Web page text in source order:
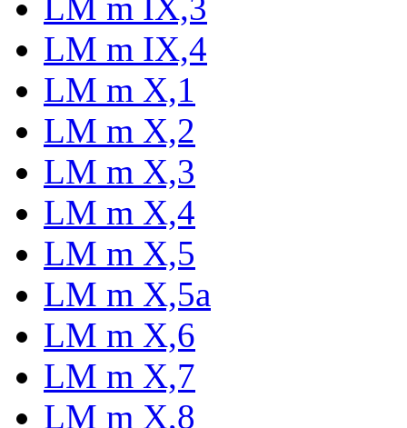
LM m IX,4
LM m X,1
LM m X,2
LM m X,3
LM m X,4
LM m X,5
LM m X,5a
LM m X,6
LM m X,7
LM m X,8